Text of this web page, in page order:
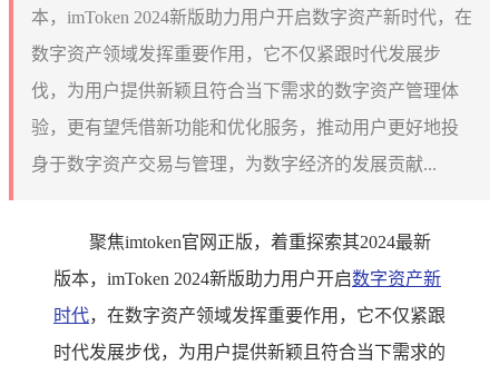
本，imToken 2024新版助力用户开启数字资产新时代，在
数字资产领域发挥重要作用，它不仅紧跟时代发展步
伐，为用户提供新颖且符合当下需求的数字资产管理体
验，更有望凭借新功能和优化服务，推动用户更好地投
身于数字资产交易与管理，为数字经济的发展贡献...
聚焦imtoken官网正版，着重探索其2024最新
版本，imToken 2024新版助力用户开启数字资产新
时代，在数字资产领域发挥重要作用，它不仅紧跟
时代发展步伐，为用户提供新颖且符合当下需求的